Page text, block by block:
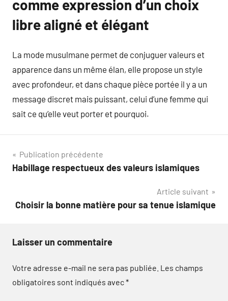
comme expression d’un choix
libre aligné et élégant
La mode musulmane permet de conjuguer valeurs et
apparence dans un même élan, elle propose un style
avec profondeur, et dans chaque pièce portée il y a un
message discret mais puissant, celui d’une femme qui
sait ce qu’elle veut porter et pourquoi.
Navigation
de
Publication précédente
Habillage respectueux des valeurs islamiques
Article suivant
Choisir la bonne matière pour sa tenue islamique
Laisser un commentaire
Votre adresse e-mail ne sera pas publiée. Les champs
obligatoires sont indiqués avec*